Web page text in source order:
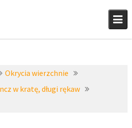
Okrycia wierzchnie
w kratę, długi rękaw